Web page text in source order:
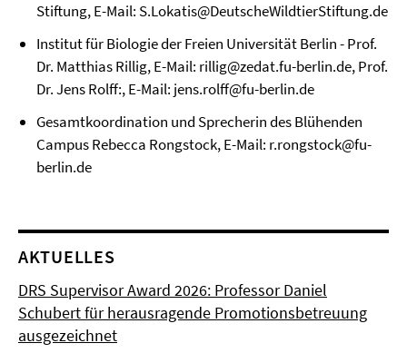
Stiftung, E-Mail: S.Lokatis@DeutscheWildtierStiftung.de
Institut für Biologie der Freien Universität Berlin - Prof.
Dr. Matthias Rillig, E-Mail: rillig@zedat.fu-berlin.de, Prof.
Dr. Jens Rolff:, E-Mail: jens.rolff@fu-berlin.de
Gesamtkoordination und Sprecherin des Blühenden
Campus Rebecca Rongstock, E-Mail: r.rongstock@fu-
berlin.de
AKTUELLES
DRS Supervisor Award 2026: Professor Daniel
Schubert für herausragende Promotionsbetreuung
ausgezeichnet